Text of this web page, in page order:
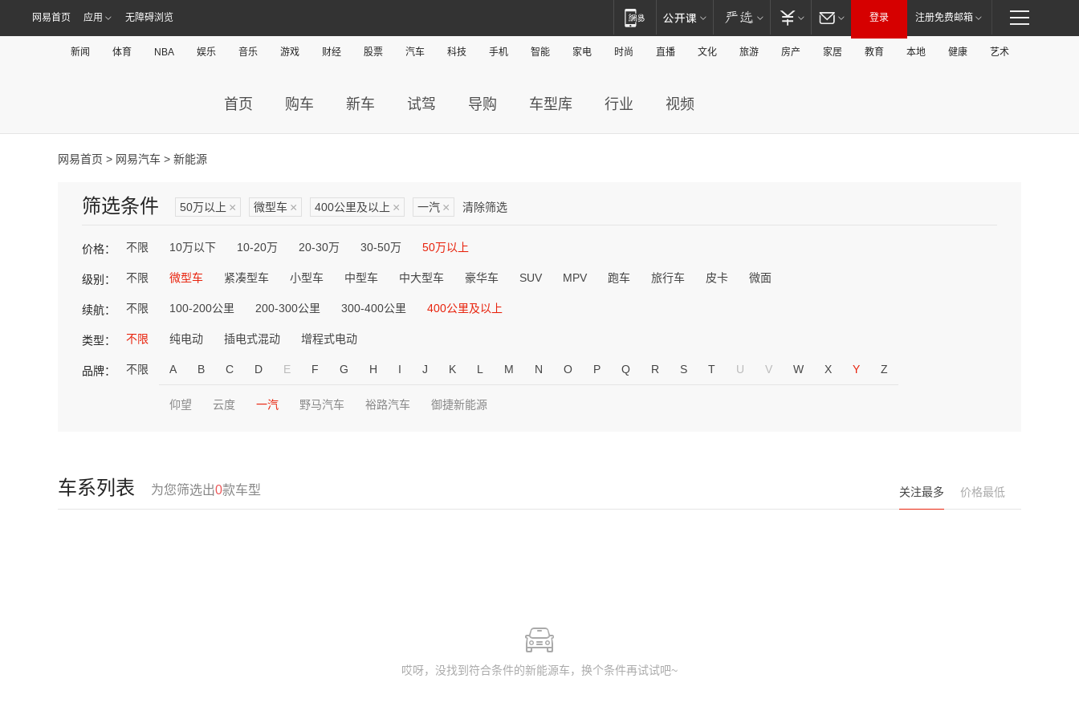
网易首页 应用 无障碍浏览 登录 注册免费邮箱
新闻 体育 NBA 娱乐 音乐 游戏 财经 股票 汽车 科技 手机 智能 家电 时尚 直播 文化 旅游 房产 家居 教育 本地 健康 艺术
首页 购车 新车 试驾 导购 车型库 行业 视频
网易首页 > 网易汽车 > 新能源
筛选条件 50万以上 × 微型车 × 400公里及以上 × 一汽 × 清除筛选
价格： 不限 10万以下 10-20万 20-30万 30-50万 50万以上
级别： 不限 微型车 紧凑型车 小型车 中型车 中大型车 豪华车 SUV MPV 跑车 旅行车 皮卡 微面
续航： 不限 100-200公里 200-300公里 300-400公里 400公里及以上
类型： 不限 纯电动 插电式混动 增程式电动
品牌： 不限 A B C D E F G H I J K L M N O P Q R S T U V W X Y Z
仰望 云度 一汽 野马汽车 裕路汽车 御捷新能源
车系列表 为您筛选出0款车型 关注最多 价格最低
哎呀，没找到符合条件的新能源车，换个条件再试试吧~